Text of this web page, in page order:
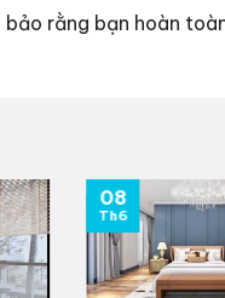
rằng bạn hoàn
08
Th6